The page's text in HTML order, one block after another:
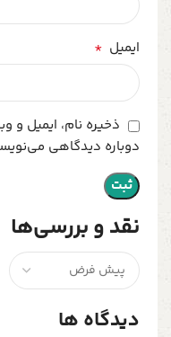
نقد و بررسی‌ها
دیدگاه ها
ایمیل *
ذخیره نام، ایمیل و
دوباره دیدگاهی